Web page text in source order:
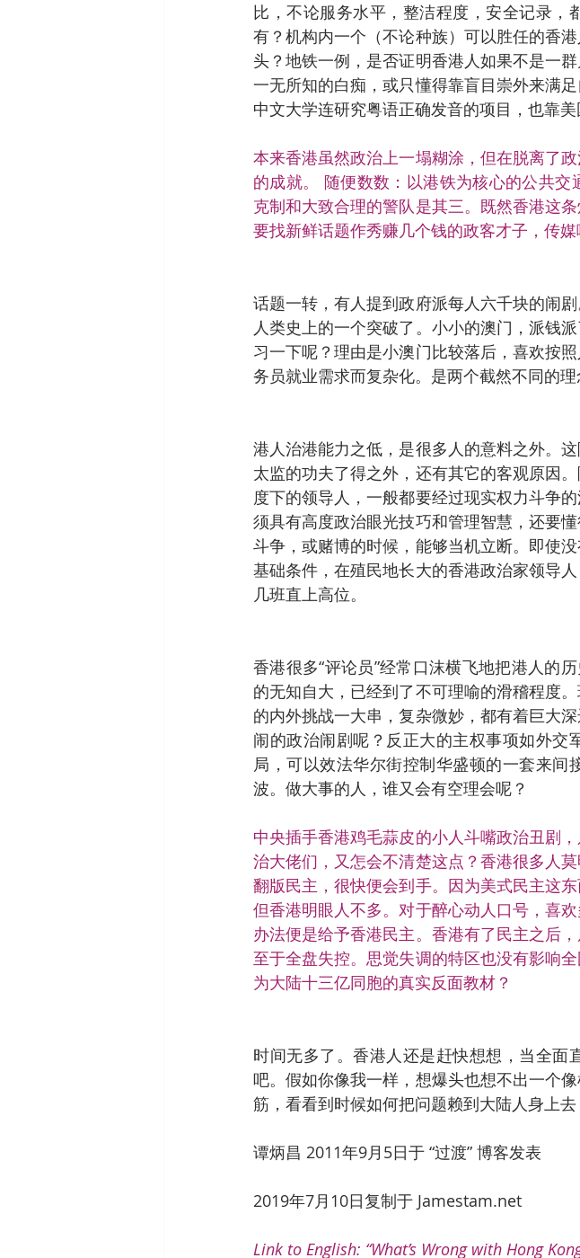
比，不论服务水平，整洁程度，安全记录
有？机构内一个（不论种族）可以胜任的香
头？地铁一例，是否证明香港人如果不是一
一无所知的白痴，或只懂得靠盲目崇外来满
中文大学连研究粤语正确发音的项目，也靠美
本来香港虽然政治上一塌糊涂，但在脱离了
的成就。 随便数数：以港铁为核心的公共
克制和大致合理的警队是其三。既然香港这
要找新鲜话题作秀赚几个钱的政客才子，传
话题一转，有人提到政府派每人六千块的闹
人类史上的一个突破了。小小的澳门，派钱
习一下呢？理由是小澳门比较落后，喜欢按
务员就业需求而复杂化。是两个截然不同的理
港人治港能力之低，是很多人的意料之外。
太监的功夫了得之外，还有其它的客观原因
度下的领导人，一般都要经过现实权力斗争
须具有高度政治眼光技巧和管理智慧，还要
斗争，或赌博的时候，能够当机立断。即使
基础条件，在殖民地长大的香港政治家领导
几班直上高位。
香港很多“评论员”经常口沫横飞地把港人的
的无知自大，已经到了不可理喻的滑稽程度
的内外挑战一大串，复杂微妙，都有着巨大
闹的政治闹剧呢？反正大的主权事项如外
局，可以效法华尔街控制华盛顿的一套来
波。做大事的人，谁又会有空理会呢？
中央插手香港鸡毛蒜皮的小人斗嘴政治丑剧
治大佬们，又怎会不清楚这点？香港很多人
翻版民主，很快便会到手。因为美式民主这
但香港明眼人不多。对于醉心动人口号，喜
办法便是给予香港民主。香港有了民主之后
至于全盘失控。思觉失调的特区也没有影响
为大陆十三亿同胞的真实反面教材？
时间无多了。香港人还是赶快想想，当全
吧。假如你像我一样，想爆头也想不出一个
筋，看看到时候如何把问题赖到大陆人身上去
谭炳昌 2011年9月5日于 “过渡” 博客发表
2019年7月10日复制于 Jamestam.net
Link to English: “What’s Wrong with Hong